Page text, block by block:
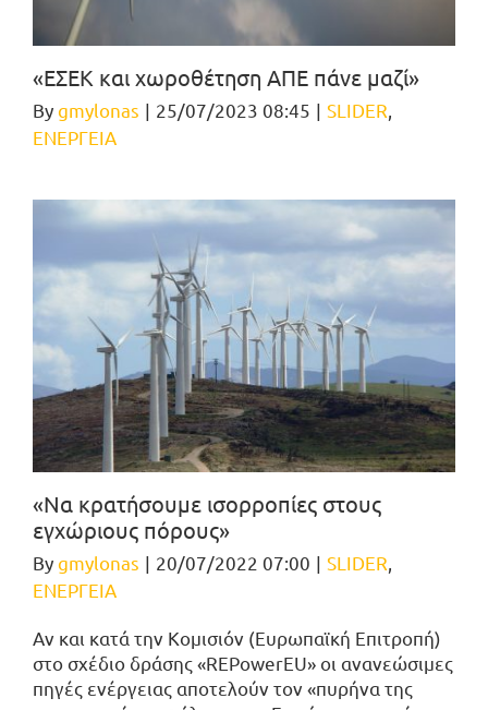
«ΕΣΕΚ και χωροθέτηση ΑΠΕ πάνε μαζί»
Bygmylonas | 25/07/2023 08:45 | SLIDER,
ΕΝΕΡΓΕΙΑ
«Να κρατήσουμε ισορροπίες στους
εγχώριους πόρους»
Bygmylonas | 20/07/2022 07:00 | SLIDER,
ΕΝΕΡΓΕΙΑ
Αν και κατά την Κομισιόν (Ευρωπαϊκή Επιτροπή)
στο σχέδιο δράσης «REPowerEU» οι ανανεώσιμες
πηγές ενέργειας αποτελούν τον «πυρήνα της